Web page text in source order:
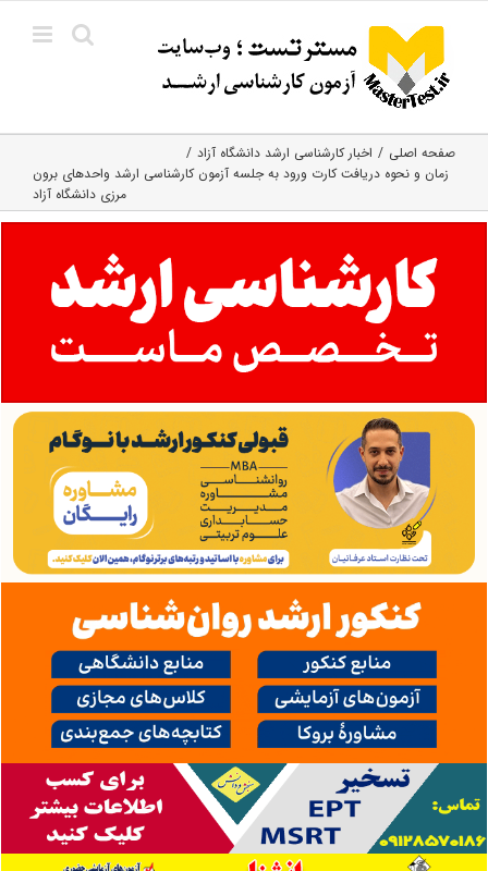
content
صفحه اصلی
اخبار کارشناسی ارشد دانشگاه آزاد
زمان و نحوه دریافت کارت ورود به جلسه آزمون کارشناسی ارشد واحدهای برون
مرزی دانشگاه آزاد